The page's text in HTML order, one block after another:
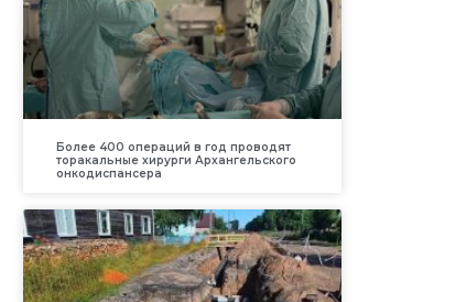
Более 400 операций в год проводят
торакальные хирурги Архангельского
онкодиспансера